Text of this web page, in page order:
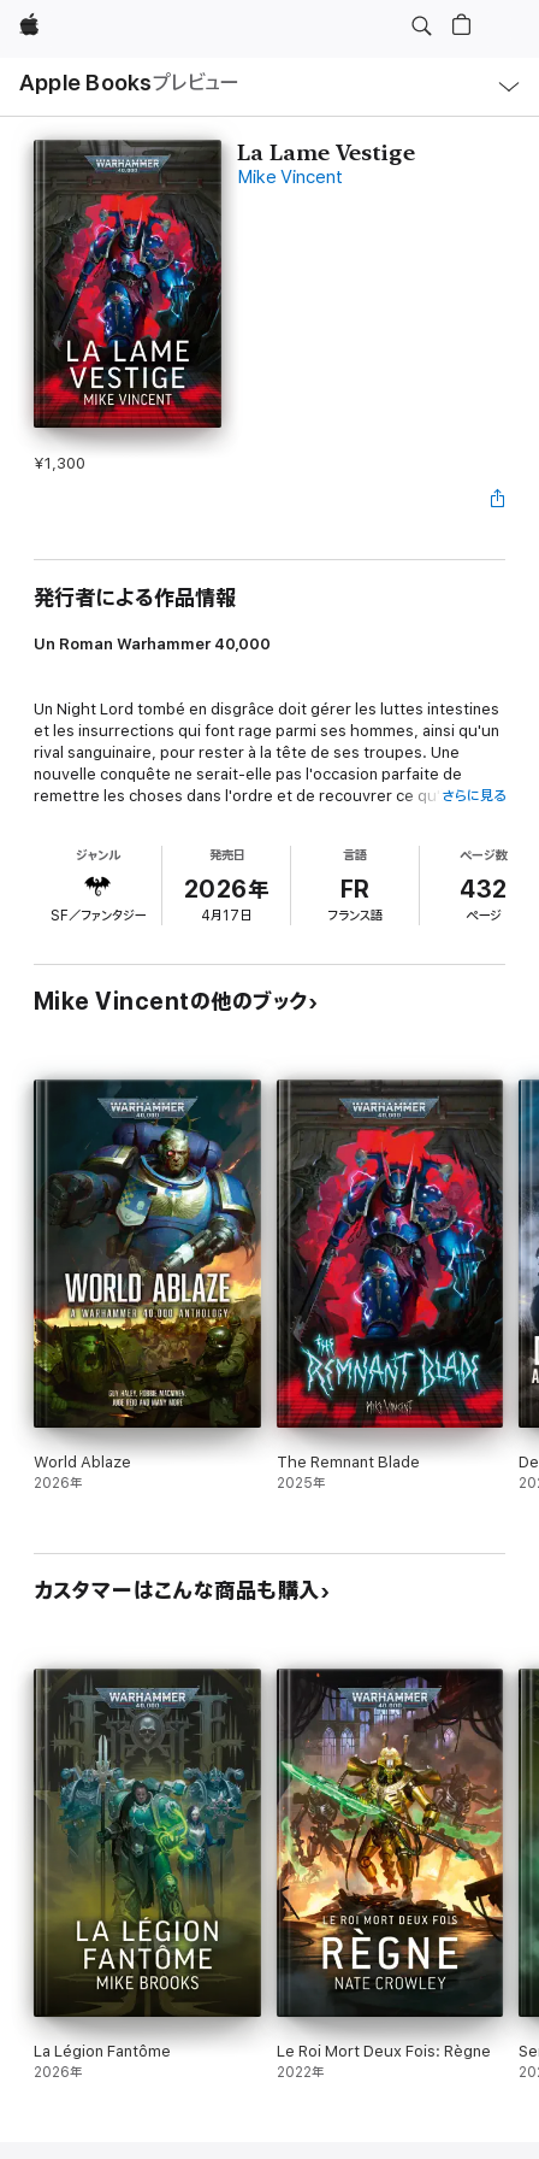
Apple
Apple Booksプレビュー
ル
La Lame Vestige
Mike Vincent
¥1,300
発行者による作品情報
Un Roman Warhammer 40,000
Un Night Lord tombé en disgrâce doit gérer les luttes intestines
et les insurrections qui font rage parmi ses hommes, ainsi qu'un
rival sanguinaire, pour rester à la tête de ses troupes. Une
nouvelle conquête ne serait-elle pas l'occasion parfaite de
remettre les choses dans l'ordre et de recouvrer ce qu'il a
POURQUOI LIRE CE LIVRE
C'est un aperçu de ce qui fait office de manœuvres politiciennes
impitoyables. Ils représentent tout autant un cauchemar pour
leurs ennemis que pour leurs rivaux, et ils ne reculeront devant
rien pour satisfaire leurs ambitions et leur soif de sang.
L'HISTOIRE
Dalchian Rassaq, l'Écorcheur, ancien seigneur des Lames
d'Atrocité, est brisé et trahi. Il a chu alors qu'il trônait au faîte
d'une sombre gloire, et désormais, ses Nights Lords sont
menacés d'extinction sous les ordres d'un rival honni. De soi-
disant alliés et d'impitoyables ennemis lui tournent autour, et les
rares guerriers qui lui restent loyaux sont divisés par une
méfiance explicite. Dalchian doit se montrer plus habile que ses
rivaux et reprendre le contrôle sur ses hommes, au risque de
sombrer dans l'oubli.
Lorsque la rumeur d'un vaisseau fantôme l'atteint, il voit une
occasion de recouvrer ce qu'il a perdu et de frapper ceux qui lui
ont causé du tort. Ne pouvant s'appuyer que sur un
Technoprêtre renégat et la cruauté des Night Lords, son ordalie
sera grande. Mais la volonté du Dépeceur est loin d'être faible,
et ses lames sont assoiffées.
さらに見る
ジャンル
SF／ファンタジー
発売日
2026年
4月17日
言語
FR
フランス語
ページ数
432
ページ
Mike Vincentの他のブック
World Ablaze
2026年
The Remnant Blade
2025年
カスタマーはこんな商品も購入
La Légion Fantôme
2026年
Le Roi Mort Deux Fois: Règne
2022年